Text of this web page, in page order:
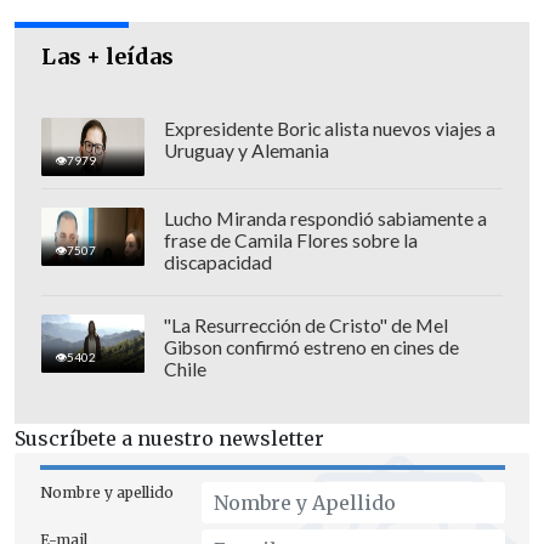
edad, el sexo o la condición de los
cotizantes.
Según datos de la Superintendencia de
Salud, la tabla de factores de riesgo hace
paga 141.128 pesos mientras que uno de
32 años cancela una tarifa promedio de
A favor del dictamen se mostró el
presidente del tribunal, Marcelo Venegas,
Vodanovic, Mario Fernández, Francisco
Fernández, Carlos Carmona y José
Antonio Viera-Gallo. En tanto, Marisol
Las + leídas
7979
Expresidente Boric alista nuevos viajes a
Uruguay y Alemania
7507
Lucho Miranda respondió sabiamente a
frase de Camila Flores sobre la
discapacidad
5402
"La Resurrección de Cristo" de Mel
Gibson confirmó estreno en cines de
Chile
Suscríbete a nuestro newsletter
Nombre y apellido
E-mail